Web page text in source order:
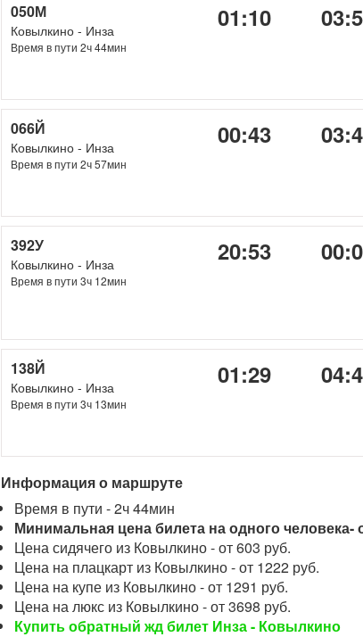
050М
Ковылкино - Инза
Время в пути 2ч 44мин
01:10
066Й
Ковылкино - Инза
Время в пути 2ч 57мин
00:43
392У
Ковылкино - Инза
Время в пути 3ч 12мин
20:53
138Й
Ковылкино - Инза
Время в пути 3ч 13мин
01:29
Информация о маршруте
Время в пути - 2ч 44мин
Минимальная цена билета на одного человека-
Цена сидячего из Ковылкино - от 603 руб.
Цена на плацкарт из Ковылкино - от 1222 руб.
Цена на купе из Ковылкино - от 1291 руб.
Цена на люкс из Ковылкино - от 3698 руб.
Купить обратный жд билет Инза - Ковылкино